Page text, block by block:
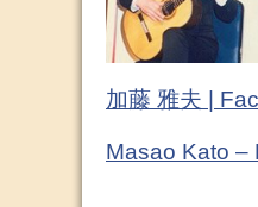
加藤 雅夫 |
Masao Kato –